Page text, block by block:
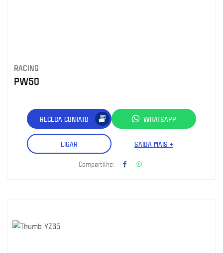
RACING
PW50
RECEBA CONTATO WHATSAPP
LIGAR SAIBA MAIS +
Compartilhe: